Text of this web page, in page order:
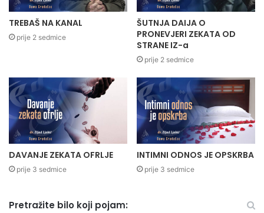
TREBAŠ NA KANAL
prije 2 sedmice
ŠUTNJA DAIJA O
PRONEVJERI ZEKATA OD
STRANE IZ-a
prije 2 sedmice
DAVANJE ZEKATA OFRLJE
prije 3 sedmice
INTIMNI ODNOS JE OPSKRBA
prije 3 sedmice
Pretražite bilo koji pojam: